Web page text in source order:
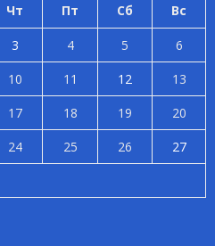
Чт Пт Сб Вс
3 4 5
6
10 11 12
13
17 18 19
20
24 25 26
27